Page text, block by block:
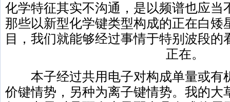
化学特征其实不沟通，是以频谱也应当
那些以新型化学键类型构成的正在白矮
目，我们就能够经过事情于特别波段
正在。
本子经过共用电子对构成单量或有
价键情势，另种为离子键情势。我的大